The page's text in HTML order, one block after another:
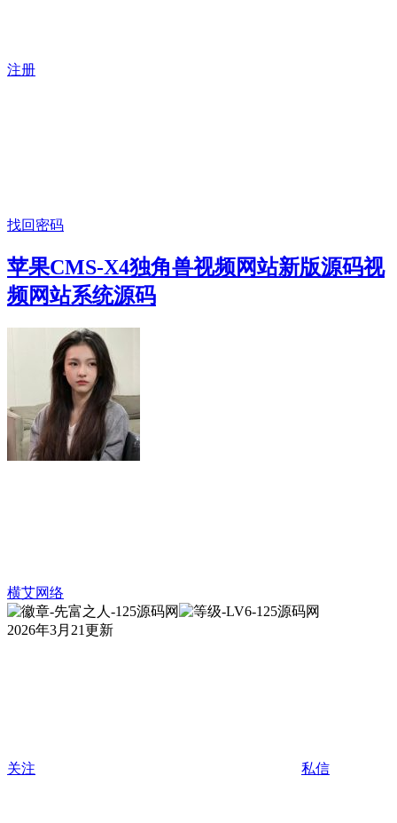
注册
找回密码
苹果CMS-X4独角兽视频网站新版源码视
频网站系统源码
横艾网络
2026年3月21更新
关注 私信